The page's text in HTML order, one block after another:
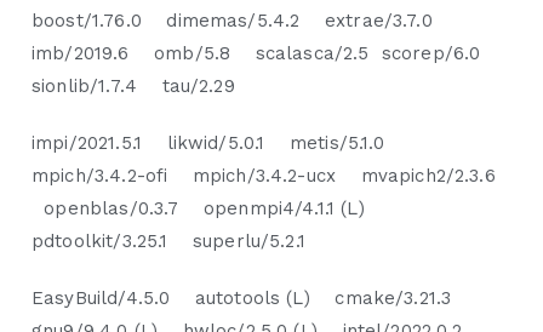
boost/1.76.0 dimemas/5.4.2 extrae/3.7.0
imb/2019.6 omb/5.8 scalasca/2.5 scorep/6.0
sionlib/1.7.4 tau/2.29
impi/2021.5.1 likwid/5.0.1 metis/5.1.0
mpich/3.4.2-ofi mpich/3.4.2-ucx mvapich2/2.3.6
openblas/0.3.7 openmpi4/4.1.1 (L)
pdtoolkit/3.25.1 superlu/5.2.1
EasyBuild/4.5.0 autotools (L) cmake/3.21.3